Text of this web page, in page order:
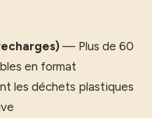
— Plus de 60
en format
les déchets plastiques